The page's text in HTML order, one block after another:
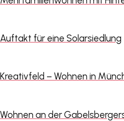
Auftakt für eine Solarsiedlung
Kreativfeld – Wohnen in
Wohnen an der